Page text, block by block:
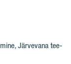
Järvevana tee-